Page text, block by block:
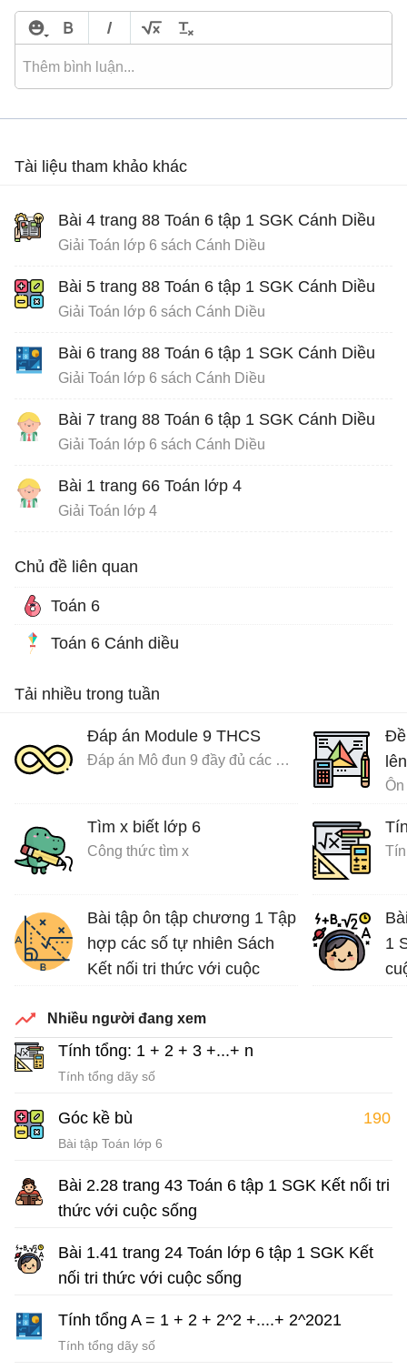
Tài liệu tham khảo khác
Bài 4 trang 88 Toán 6 tập 1 SGK Cánh Diều
Giải Toán lớp 6 sách Cánh Diều
Bài 5 trang 88 Toán 6 tập 1 SGK Cánh Diều
Giải Toán lớp 6 sách Cánh Diều
Bài 6 trang 88 Toán 6 tập 1 SGK Cánh Diều
Giải Toán lớp 6 sách Cánh Diều
Bài 7 trang 88 Toán 6 tập 1 SGK Cánh Diều
Giải Toán lớp 6 sách Cánh Diều
Bài 1 trang 66 Toán lớp 4
Giải Toán lớp 4
Chủ đề liên quan
Toán 6
Toán 6 Cánh diều
Tải nhiều trong tuần
Đáp án Module 9 THCS
Đáp án Mô đun 9 đầy đủ các môn
Tìm x biết lớp 6
Công thức tìm x
Bài tập ôn tập chương 1 Tập
hợp các số tự nhiên Sách
Kết nối tri thức với cuộc
Đề
1
Nhiều người đang xem
Tính tổng: 1 + 2 + 3 +...+ n
Tính tổng dãy số
Góc kề bù 190
Bài tập Toán lớp 6
Bài 2.28 trang 43 Toán 6 tập 1 SGK Kết nối tri
thức với cuộc sống
Bài 1.41 trang 24 Toán lớp 6 tập 1 SGK Kết
nối tri thức với cuộc sống
Tính tổng A = 1 + 2 + 2^2 +....+ 2^2021
Tính tổng dãy số